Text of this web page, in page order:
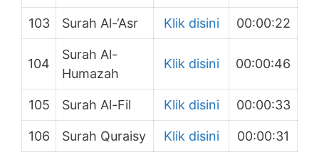
103 Surah Al-‘Asr Klik disini 00:00:22
104
Surah Al-
Humazah
Klik disini 00:00:46
105 Surah Al-Fil Klik disini 00:00:33
106 Surah Quraisy Klik disini 00:00:31